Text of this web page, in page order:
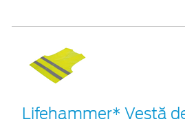
Lifehammer* Vestă